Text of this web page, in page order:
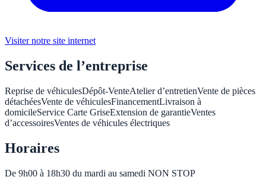
Visiter notre site internet
Services de l’entreprise
Reprise de véhiculesDépôt-VenteAtelier d’entretienVente de pièces
détachéesVente de véhiculesFinancementLivraison à
domicileService Carte GriseExtension de garantieVentes
d’accessoiresVentes de véhicules électriques
Horaires
De 9h00 à 18h30 du mardi au samedi NON STOP